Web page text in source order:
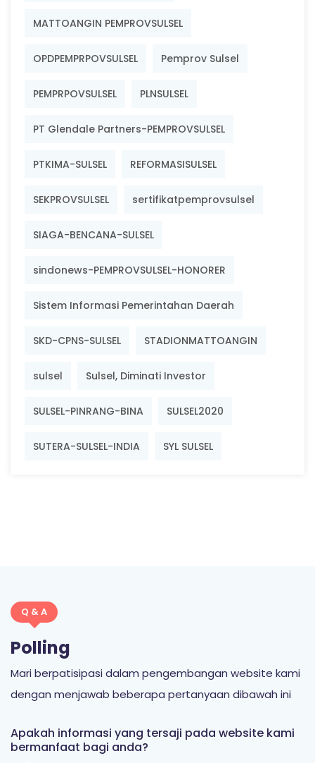
MATTOANGIN PEMPROVSULSEL
OPDPEMPRPOVSULSEL Pemprov Sulsel
PEMPRPOVSULSEL PLNSULSEL
PT Glendale Partners-PEMPROVSULSEL
PTKIMA-SULSEL REFORMASISULSEL
SEKPROVSULSEL sertifikatpemprovsulsel
SIAGA-BENCANA-SULSEL
sindonews-PEMPROVSULSEL-HONORER
Sistem Informasi Pemerintahan Daerah
SKD-CPNS-SULSEL STADIONMATTOANGIN
sulsel Sulsel, Diminati Investor
SULSEL-PINRANG-BINA SULSEL2020
SUTERA-SULSEL-INDIA SYL SULSEL
Q & A
Polling
Mari berpatisipasi dalam pengembangan website kami
dengan menjawab beberapa pertanyaan dibawah ini
Apakah informasi yang tersaji pada website kami
bermanfaat bagi anda?